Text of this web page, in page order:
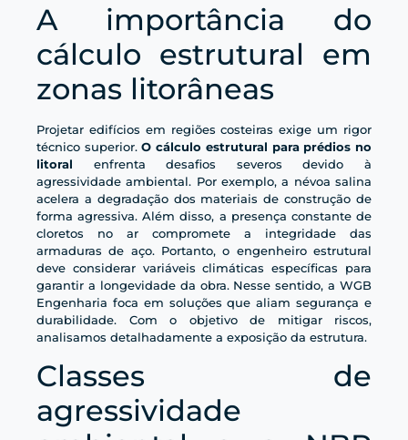
A importância do
cálculo estrutural em
zonas litorâneas
Projetar edifícios em regiões costeiras exige um rigor
técnico superior.O cálculo estrutural para prédios no
litoral enfrenta desafios severos devido à
agressividade ambiental. Por exemplo, a névoa salina
acelera a degradação dos materiais de construção de
forma agressiva. Além disso, a presença constante de
cloretos no ar compromete a integridade das
armaduras de aço. Portanto, o engenheiro estrutural
deve considerar variáveis climáticas específicas para
garantir a longevidade da obra. Nesse sentido, a WGB
Engenharia foca em soluções que aliam segurança e
durabilidade. Com o objetivo de mitigar riscos,
analisamos detalhadamente a exposição da estrutura.
Classes de
agressividade